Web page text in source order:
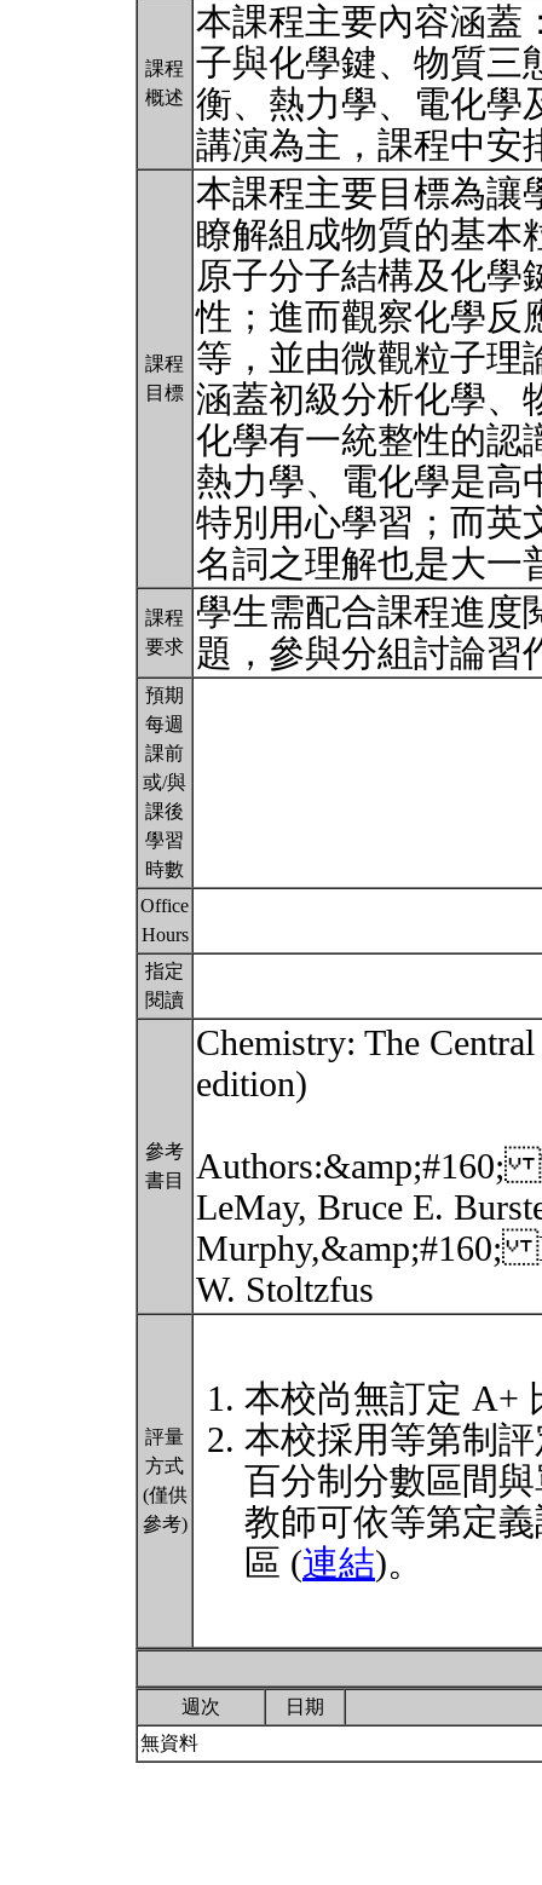
課程
概述
本課程主要內容涵蓋
子與化學鍵、物質三
衡、熱力學、電化學
講演為主，課程中
課程
目標
本課程主要目標為讓
瞭解組成物質的基本
原子分子結構及化學
性；進而觀察化學反
等，並由微觀粒子理
涵蓋初級分析化學、
化學有一統整性的認
熱力學、電化學是高
特別用心學習；而英
名詞之理解也是大
課程
要求
學生需配合課程進度
題，參與分組討論
預期
每週
課前
或/與
課後
學習
時數
Office
Hours
指定
閱讀
參考
書目
Chemistry: The
edition)
Authors:&amp;#160;
LeMay, Bruce E.
Murphy,&amp;#160;
W. Stoltzfus
評量
方式
(僅供
參考)
本校尚無訂定 A+
本校採用等第制
百分制分數區間
教師可依等第定
區 (連結)。
週次
日期
無資料